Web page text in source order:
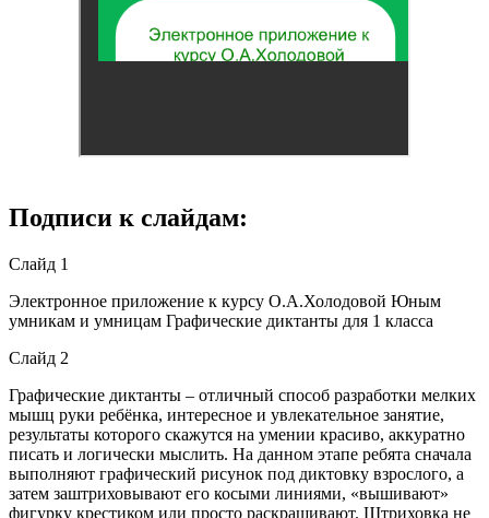
Подписи к слайдам:
Слайд 1
Электронное приложение к курсу О.А.Холодовой Юным
умникам и умницам Графические диктанты для 1 класса
Слайд 2
Графические диктанты – отличный способ разработки мелких
мышц руки ребёнка, интересное и увлекательное занятие,
результаты которого скажутся на умении красиво, аккуратно
писать и логически мыслить. На данном этапе ребята сначала
выполняют графический рисунок под диктовку взрослого, а
затем заштриховывают его косыми линиями, «вышивают»
фигурку крестиком или просто раскрашивают. Штриховка не